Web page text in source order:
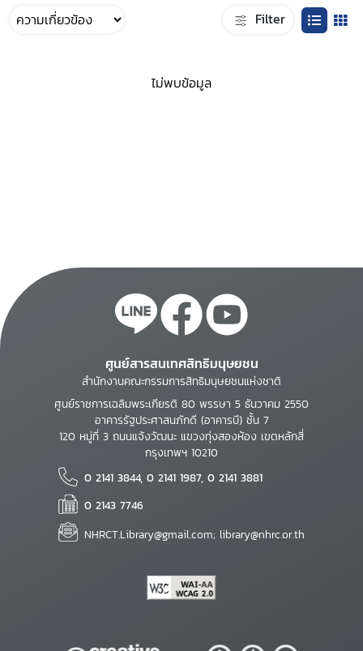
Filter
ไม่พบข้อมูล
ศูนย์สารสนเทศสิทธิมนุษยชน
สำนักงานคณะกรรมการสิทธิมนุษยชนแห่งชาติ
ศูนย์ราชการเฉลิมพระเกียรติ 80 พรรษา 5 ธันวาคม 2550
อาคารรัฐประศาสนภักดี (อาคารบี) ชั้น 7
120 หมู่ที่ 3 ถนนแจ้งวัฒนะ แขวงทุ่งสองห้อง เขตหลักสี่
กรุงเทพฯ 10210
0 2141 3844, 0 2141 1987, 0 2141 3881
0 2143 7746
NHRCT.Library@gmail.com; library@nhrc.or.th